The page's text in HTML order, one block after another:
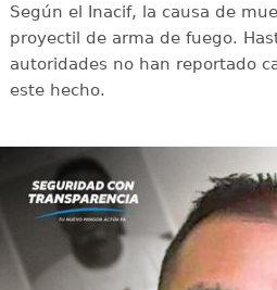
Según el Inacif, la causa de
proyectil de arma de fuego.
autoridades no han reportado
este hecho.